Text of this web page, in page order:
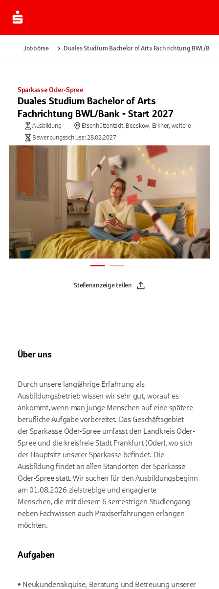
Jobbörse Duales Studium Bachelor of Arts Fachrichtung BWL/
Sparkasse Oder-Spree
Duales Studium Bachelor of Arts
Fachrichtung BWL/Bank - Start 2027
Ausbildung
Eisenhüttentadt, Beeskow, Erkner, weitere
Bewerbungsschluss: 28.02.2027
Stellenanzeige teilen
Über uns
Durch unsere langjährige Erfahrung als
Ausbildungsbetrieb wissen wir sehr gut, worauf es
ankommt,wenn man junge Menschen auf eine spätere
berufliche Aufgabe vorbereitet. Das Geschäftsgebiet
derSparkasse Oder-Spree umfasst den Landkreis Oder-
Spree und die kreisfreie Stadt Frankfurt (Oder),wo sich
der Hauptsitz unserer Sparkasse befindet. Die
Ausbildung findet an allen Standorten derSparkasse
Oder-Spree statt.Wir suchen für den Ausbildungsbeginn
am 01.08.2026 zielstrebige und engagierte
Menschen, die mit diesem 6 semestrigen Studiengang
neben Fachwissen auch Praxiserfahrungen erlangen
möchten.
Aufgaben
• Neukundenakquise, Beratung und Betreuung unserer